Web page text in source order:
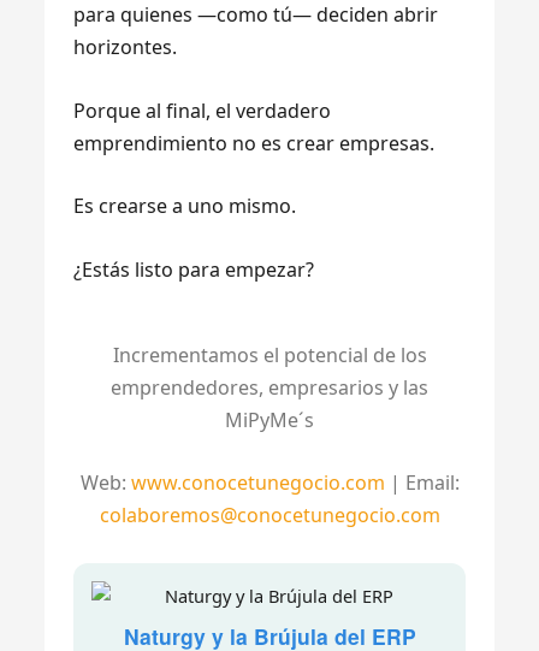
para quienes —como tú— deciden abrir
horizontes.
Porque al final, el verdadero
emprendimiento no es crear empresas.
Es crearse a uno mismo.
¿Estás listo para empezar?
Incrementamos el potencial de los
emprendedores, empresarios y las
MiPyMe´s
Web: www.conocetunegocio.com | Email:
colaboremos@conocetunegocio.com
Naturgy y la Brújula del ERP